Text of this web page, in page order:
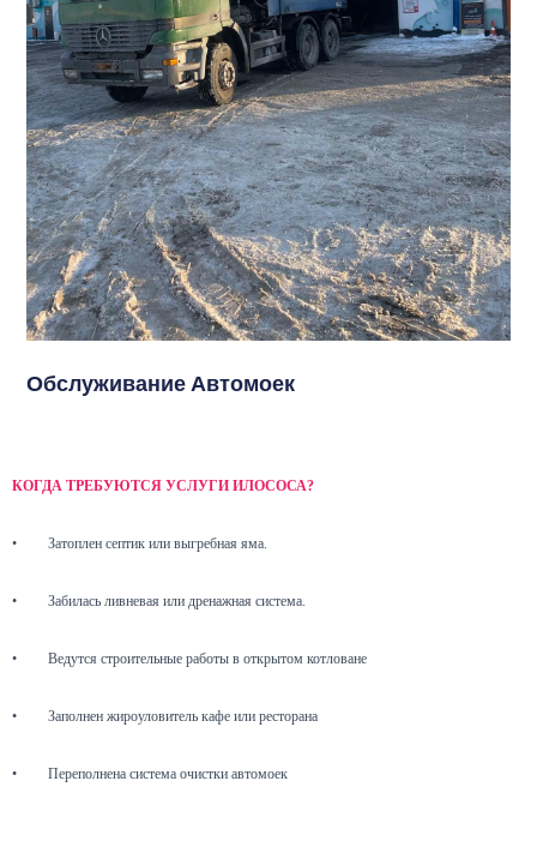
Обслуживание Автомоек
КОГДА ТРЕБУЮТСЯ УСЛУГИ ИЛОСОСА?
• Затоплен септик или выгребная яма.
• Забилась ливневая или дренажная система.
• Ведутся строительные работы в открытом котловане
• Заполнен жироуловитель кафе или ресторана
• Переполнена система очистки автомоек